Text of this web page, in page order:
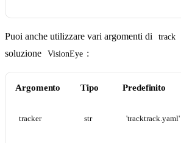
Puoi anche utilizzare vari argomenti di track
soluzione
VisionEye :
Argomento Tipo Predefinito
tracker str 'tracktrack.yaml'